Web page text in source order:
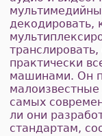
декодировать,
практически
машинами. Он
самых
ли они
стандартам,